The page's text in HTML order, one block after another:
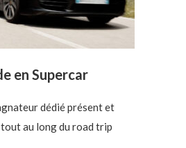
en Supercar
dédié présent et
au long du road trip.